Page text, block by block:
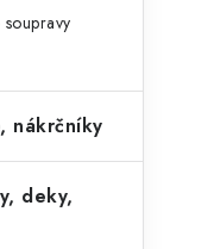
nákrčníky
deky,